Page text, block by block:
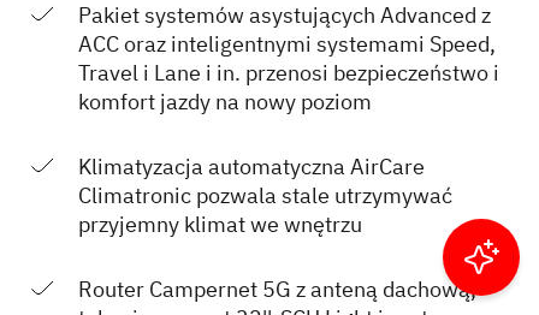
Pakiet systemów asystujących Advanced z
ACC oraz inteligentnymi systemami Speed,
Travel i Lane i in. przenosi bezpieczeństwo i
komfort jazdy na nowy poziom
Klimatyzacja automatyczna AirCare
Climatronic pozwala stale utrzymywać
przyjemny klimat we wnętrzu
Router Campernet 5G z anteną dachową,
Filtruj wyniki